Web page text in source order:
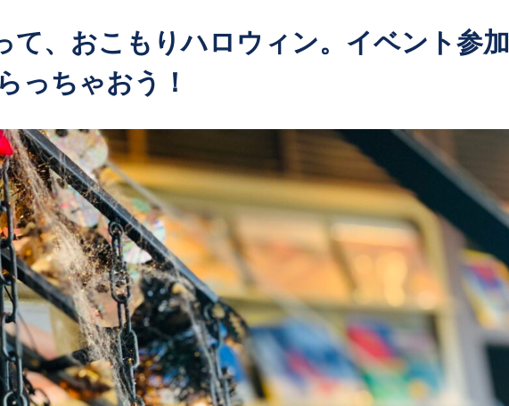
て、おこもりハロウィン。イベント参加
っちゃおう！